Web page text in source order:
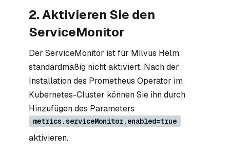
2. Aktivieren Sie den
ServiceMonitor
Der ServiceMonitor ist für Milvus Helm
standardmäßig nicht aktiviert. Nach der
Installation des Prometheus Operator im
Kubernetes-Cluster können Sie ihn durch
Hinzufügen des Parameters
metrics.serviceMonitor.enabled=true
aktivieren.